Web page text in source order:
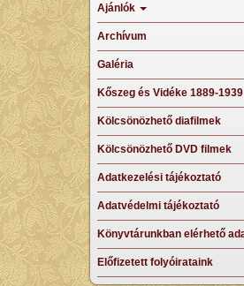
Ajánlók
Archívum
Galéria
Kőszeg és Vidéke 1889-1939
Kölcsönözhető diafilmek
Kölcsönözhető DVD filmek
Adatkezelési tájékoztató
Adatvédelmi tájékoztató
Könyvtárunkban elérhető
Előfizetett folyóirataink